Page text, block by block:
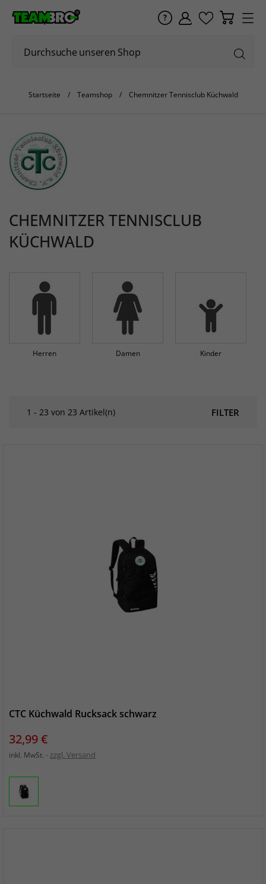
Startseite Teamshop Chemnitzer Tennisclub Küchwald
CHEMNITZER TENNISCLUB
KÜCHWALD
Herren Damen Kinder
FILTER
1 - 23 von 23 Artikel(n)
CTC Küchwald Rucksack schwarz
Preis
32,99 €
inkl. MwSt. zzgl. Versand